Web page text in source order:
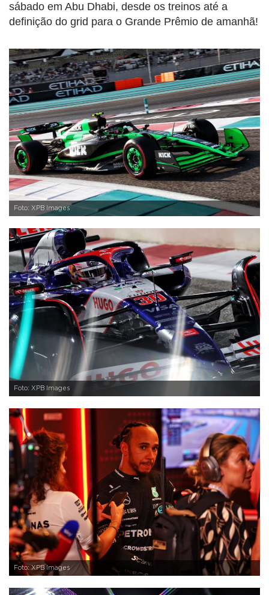
sábado em Abu Dhabi, desde os treinos até a
definição do grid para o Grande Prêmio de amanhã!
Foto: XPB Images
Foto: XPB Images
Foto: XPB Images